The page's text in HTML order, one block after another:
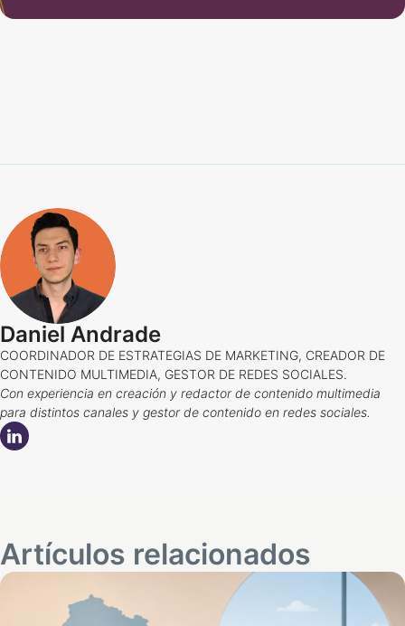
Daniel Andrade
COORDINADOR DE ESTRATEGIAS DE MARKETING, CREADOR DE
CONTENIDO MULTIMEDIA, GESTOR DE REDES SOCIALES.
Con experiencia en creación y redactor de contenido multimedia
para distintos canales y gestor de contenido en redes sociales.
Artículos relacionados